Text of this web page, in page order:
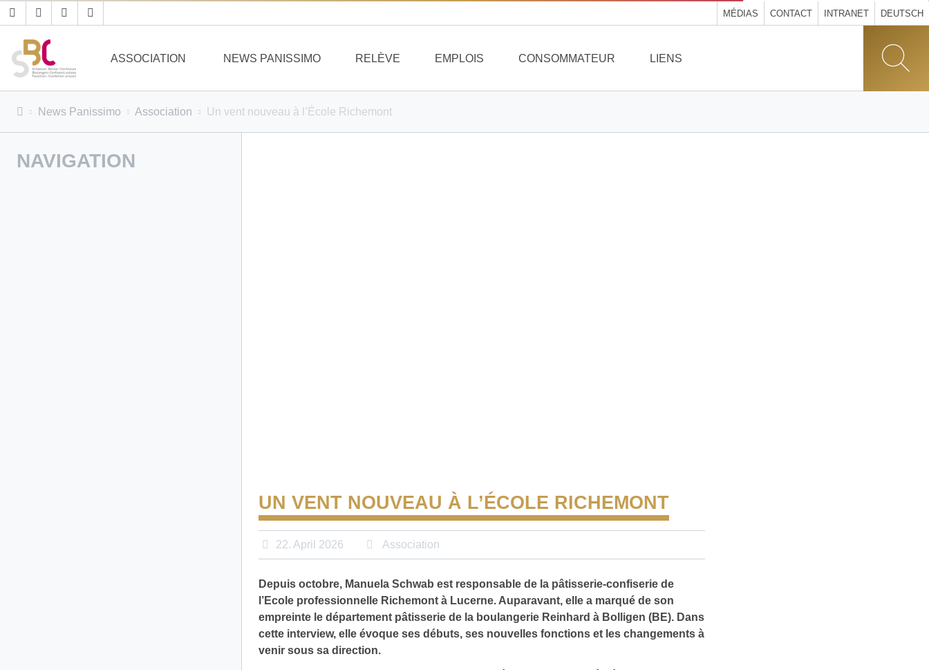
MÉDIAS CONTACT INTRANET DEUTSCH
ASSOCIATION NEWS PANISSIMO RELÈVE EMPLOIS CONSOMMATEUR LIENS
News Panissimo Association Un vent nouveau à l’École Richemont
NAVIGATION
UN VENT NOUVEAU À L’ÉCOLE RICHEMONT
22. April 2026 Association
Depuis octobre, Manuela Schwab est responsable de la pâtisserie-confiserie de
l’Ecole professionnelle Richemont à Lucerne. Auparavant, elle a marqué de son
empreinte le département pâtisserie de la boulangerie Reinhard à Bolligen (BE). Dans
cette interview, elle évoque ses débuts, ses nouvelles fonctions et les changements à
venir sous sa direction.